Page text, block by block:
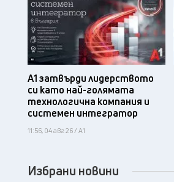
А1 затвърди лидерството
си като най-голямата
технологична компания и
системен интегратор
11:56, 04 авг 26 / А1
Избрани новини